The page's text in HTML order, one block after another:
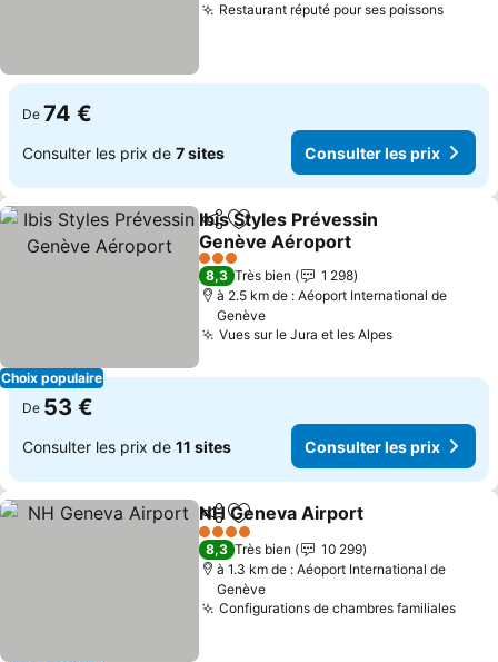
Restaurant réputé pour ses poissons
De 74 €
Consulter les prix de 7 sites Consulter les prix
Choix populaire
PartagerAjouter à mes favoris
Ibis Styles Prévessin
Genève Aéroport
3 Étoiles
8,3 Très bien
1 298
à 2.5 km de : Aéoport International de
Genève
Vues sur le Jura et les Alpes
De 53 €
Consulter les prix de 11 sites Consulter les prix
PartagerAjouter à mes favoris
NH Geneva Airport
4 Étoiles
8,3 Très bien
10 299
à 1.3 km de : Aéoport International de
Genève
Configurations de chambres familiales